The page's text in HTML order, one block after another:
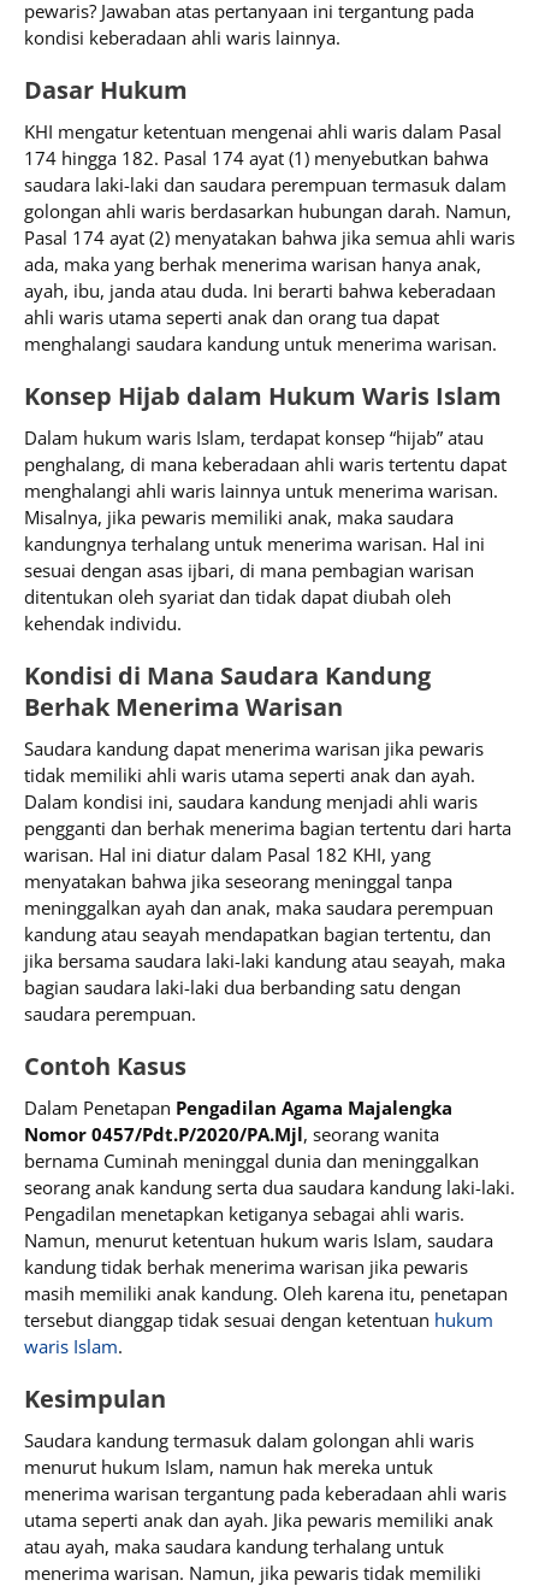
pewaris? Jawaban atas pertanyaan ini tergantung pada
kondisi keberadaan ahli waris lainnya.
Dasar Hukum
KHI mengatur ketentuan mengenai ahli waris dalam Pasal
174 hingga 182. Pasal 174 ayat (1) menyebutkan bahwa
saudara laki-laki dan saudara perempuan termasuk dalam
golongan ahli waris berdasarkan hubungan darah. Namun,
Pasal 174 ayat (2) menyatakan bahwa jika semua ahli waris
ada, maka yang berhak menerima warisan hanya anak,
ayah, ibu, janda atau duda. Ini berarti bahwa keberadaan
ahli waris utama seperti anak dan orang tua dapat
menghalangi saudara kandung untuk menerima warisan.
Konsep Hijab dalam Hukum Waris Islam
Dalam hukum waris Islam, terdapat konsep “hijab” atau
penghalang, di mana keberadaan ahli waris tertentu dapat
menghalangi ahli waris lainnya untuk menerima warisan.
Misalnya, jika pewaris memiliki anak, maka saudara
kandungnya terhalang untuk menerima warisan. Hal ini
sesuai dengan asas ijbari, di mana pembagian warisan
ditentukan oleh syariat dan tidak dapat diubah oleh
kehendak individu.
Kondisi di Mana Saudara Kandung
Berhak Menerima Warisan
Saudara kandung dapat menerima warisan jika pewaris
tidak memiliki ahli waris utama seperti anak dan ayah.
Dalam kondisi ini, saudara kandung menjadi ahli waris
pengganti dan berhak menerima bagian tertentu dari harta
warisan. Hal ini diatur dalam Pasal 182 KHI, yang
menyatakan bahwa jika seseorang meninggal tanpa
meninggalkan ayah dan anak, maka saudara perempuan
kandung atau seayah mendapatkan bagian tertentu, dan
jika bersama saudara laki-laki kandung atau seayah, maka
bagian saudara laki-laki dua berbanding satu dengan
saudara perempuan.
Contoh Kasus
Dalam Penetapan Pengadilan Agama Majalengka
Nomor 0457/Pdt.P/2020/PA.Mjl, seorang wanita
bernama Cuminah meninggal dunia dan meninggalkan
seorang anak kandung serta dua saudara kandung laki-laki.
Pengadilan menetapkan ketiganya sebagai ahli waris.
Namun, menurut ketentuan hukum waris Islam, saudara
kandung tidak berhak menerima warisan jika pewaris
masih memiliki anak kandung. Oleh karena itu, penetapan
tersebut dianggap tidak sesuai dengan ketentuan hukum
waris Islam.
Kesimpulan
Saudara kandung termasuk dalam golongan ahli waris
menurut hukum Islam, namun hak mereka untuk
menerima warisan tergantung pada keberadaan ahli waris
utama seperti anak dan ayah. Jika pewaris memiliki anak
atau ayah, maka saudara kandung terhalang untuk
menerima warisan. Namun, jika pewaris tidak memiliki